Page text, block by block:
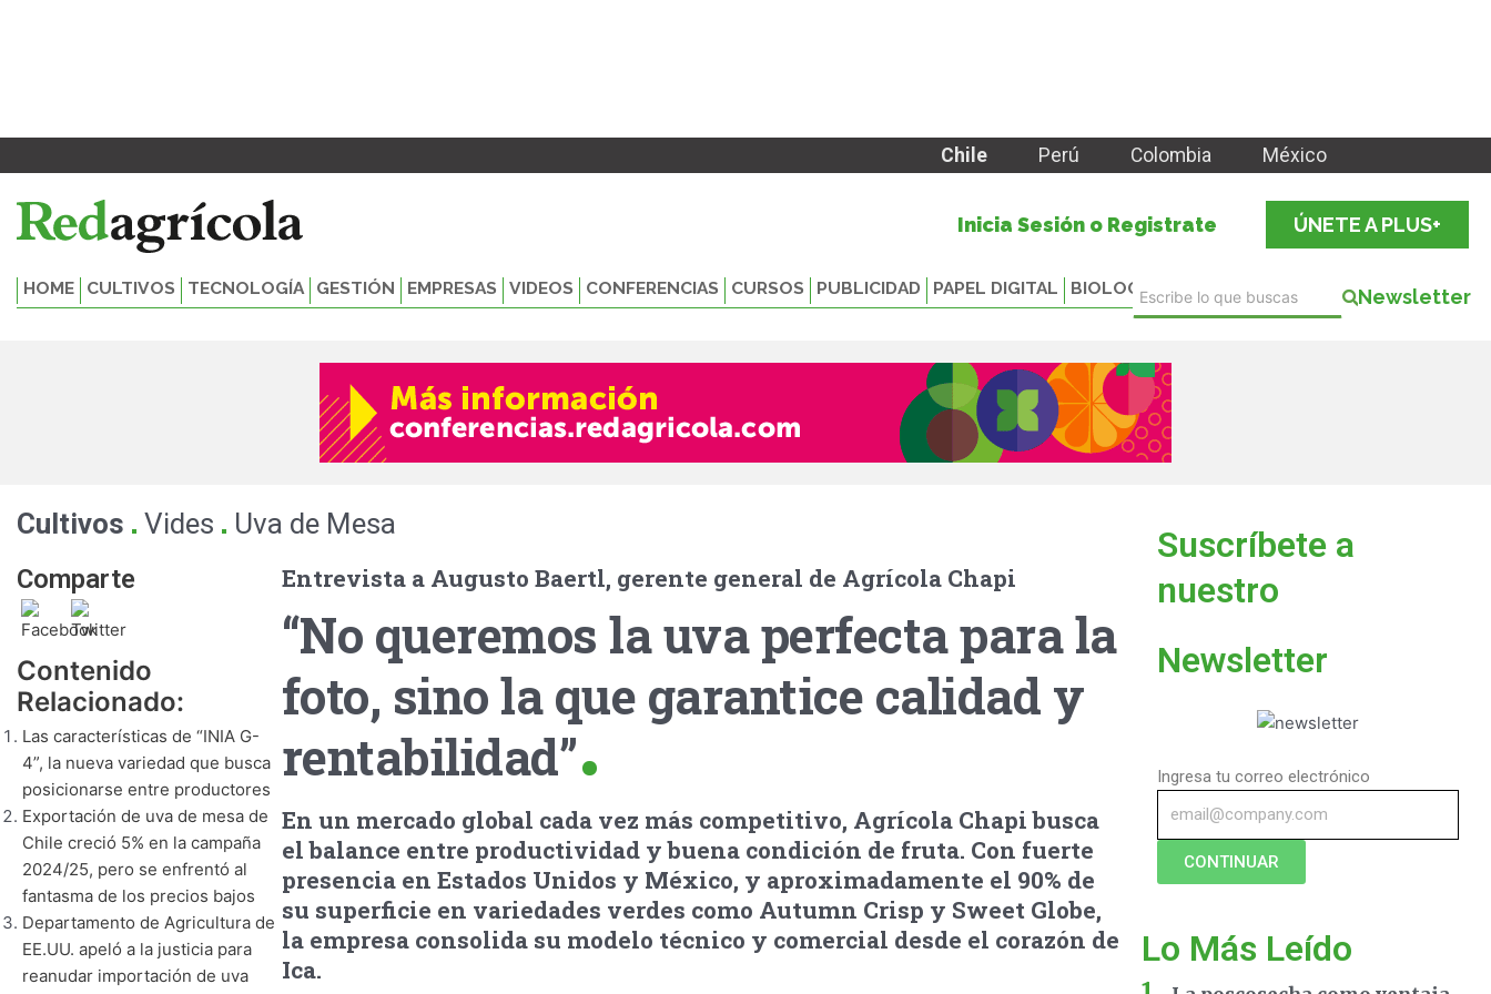
Chile Perú Colombia México
Inicia Sesión o Registrate ÚNETE A PLUS+
HOME CULTIVOS TECNOLOGÍA GESTIÓN EMPRESAS VIDEOS CONFERENCIAS CURSOS PUBLICIDAD PAPEL DIGITAL BIOLOGICALS Newsletter
Cultivos . Vides . Uva de Mesa
Comparte
Contenido
Relacionado:
Las características de “INIA G-
4”, la nueva variedad que busca
posicionarse entre productores
Exportación de uva de mesa de
Chile creció 5% en la campaña
2024/25, pero se enfrentó al
fantasma de los precios bajos
Departamento de Agricultura de
EE.UU. apeló a la justicia para
reanudar importación de uva
Entrevista a Augusto Baertl, gerente general de Agrícola Chapi
“No queremos la uva perfecta para la
foto, sino la que garantice calidad y
rentabilidad”
En un mercado global cada vez más competitivo, Agrícola Chapi busca
el balance entre productividad y buena condición de fruta. Con fuerte
presencia en Estados Unidos y México, y aproximadamente el 90% de
su superficie en variedades verdes como Autumn Crisp y Sweet Globe,
la empresa consolida su modelo técnico y comercial desde el corazón de
Ica.
Suscríbete a
nuestro
Newsletter
Ingresa tu correo electrónico
CONTINUAR
Lo Más Leído